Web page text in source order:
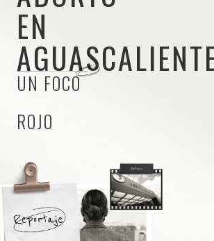
EN
UN FOCO
ROJO